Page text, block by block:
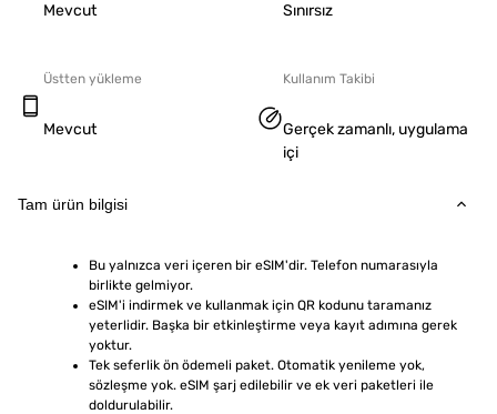
Mevcut Sınırsız
Üstten yükleme
Mevcut
Kullanım Takibi
Gerçek zamanlı, uygulama
içi
Tam ürün bilgisi
Bu yalnızca veri içeren bir eSIM'dir. Telefon numarasıyla
birlikte gelmiyor.
eSIM'i indirmek ve kullanmak için QR kodunu taramanız
yeterlidir. Başka bir etkinleştirme veya kayıt adımına gerek
yoktur.
Tek seferlik ön ödemeli paket. Otomatik yenileme yok,
sözleşme yok. eSIM şarj edilebilir ve ek veri paketleri ile
doldurulabilir.